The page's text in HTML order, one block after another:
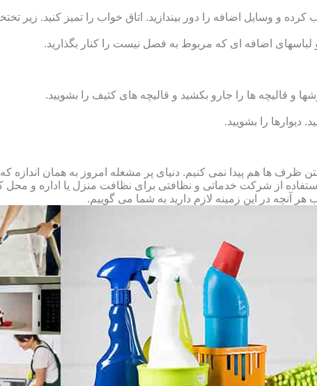
و وسایل اضافه را دور بیندازید. اتاق خواب را تمیز کنید. زیر
لباس‏های اضافه ای که مربوط به فصل نیست را کنار بگذارید.
و قالیچه‏ ها را جارو بکشید و قالیچه‏ های کثیف را بشویید.
دیوارها را بشویید.
ها هم پیدا نمی کنیم. دنیای پر مشغله امروز به همان اندازه
استفاده از شرکت خدماتی و نظافتی برای نظافت منزل یا اداره و
آنچه در این زمینه لازم دارید به شما می گوییم.